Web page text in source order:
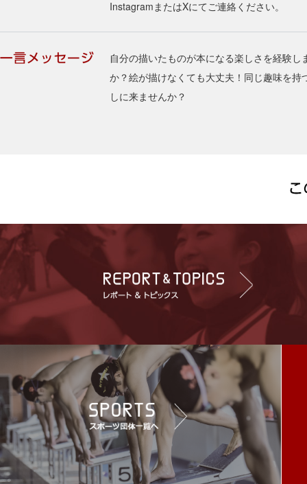
InstagramまたはXにてご連絡ください。
自分の描いたものが本になる楽しさを経験し
か？絵が描けなくても大丈夫！同じ趣味を持
しに来ませんか？